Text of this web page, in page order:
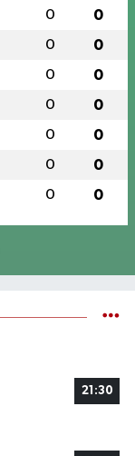
0 0
0 0
0 0
0 0
0 0
0 0
0 0
21:30